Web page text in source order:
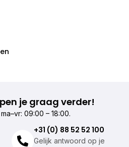
je graag verder!
09:00 – 18:00.
+31 (0) 88 52 52 100
Gelijk antwoord op je